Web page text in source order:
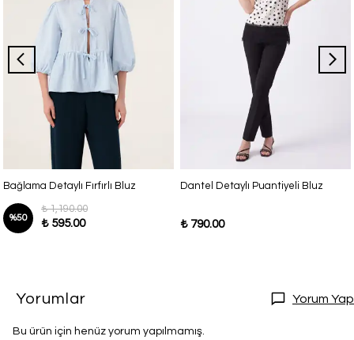
Bağlama Detaylı Fırfırlı Bluz
%50
₺ 1,190.00
₺ 595.00
Dantel Detaylı Puantiyeli Bluz
₺ 790.00
Yorumlar Yorum Yap
Bu ürün için henüz yorum yapılmamış.